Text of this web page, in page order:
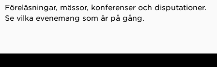
Föreläsningar, mässor, konferenser och disputationer.
Se vilka evenemang som är på gång.